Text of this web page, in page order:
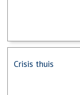
Crisis thuis